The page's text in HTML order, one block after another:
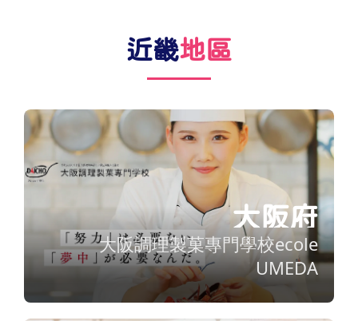
近畿地區
大阪府
大阪調理製菓專門學校ecole
UMEDA